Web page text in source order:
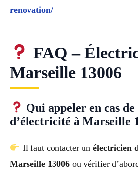
renovation/
FAQ –
Marseille 13006
Qui appeler en cas de
d’électricité à Marseille
Il faut contacter un électricien
Marseille 13006 ou vérifier